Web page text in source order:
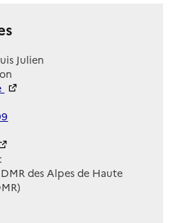
Julien
des Alpes de Haute